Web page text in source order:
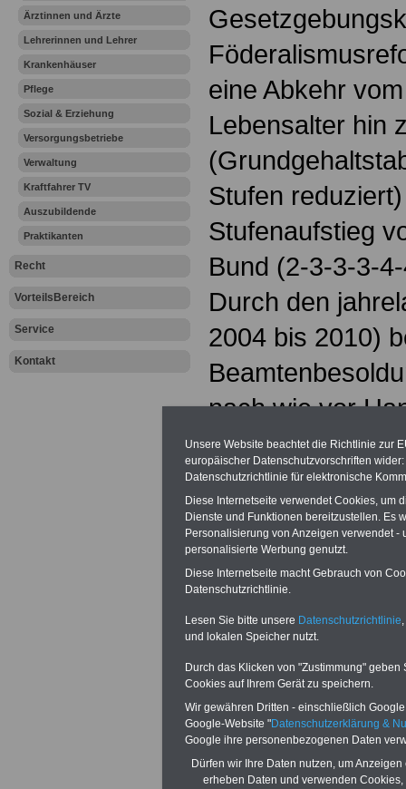
Ärztinnen und Ärzte
Lehrerinnen und Lehrer
Krankenhäuser
Pflege
Sozial & Erziehung
Versorgungsbetriebe
Verwaltung
Kraftfahrer TV
Auszubildende
Praktikanten
Recht
VorteilsBereich
Service
Kontakt
eine Abkehr
Lebensalter hin
Stufen
Stufenaufstieg
Bund (2-3-3-3-
Durch den
2004 bis 2010)
nach wie vor
Tarifergebnis
und 2023
Die neu
kündigte an,
dem
Länder durch
übernehmen).
Unsere Website beachtet die Richtlinie zur
europäischer Datenschutzvorschriften
Datenschutzrichtlinie für elektronische
Diese Internetseite verwendet Cookies, um
Dienste und Funktionen bereitzustellen. Es
Personalisierung von Anzeigen verwendet
personalisierte Werbung genutzt.
Diese Internetseite macht Gebrauch von
Datenschutzrichtlinie.
Lesen Sie bitte unsere Datenschutzrichtlinie
und lokalen Speicher nutzt.
Durch das Klicken von "Zustimmung"
Cookies auf Ihrem Gerät zu speichern.
Wir gewähren Dritten - einschließlich
Google-Website "Datenschutzerklärung &
Google ihre personenbezogenen Daten
Dürfen wir Ihre Daten nutzen, um
erheben Daten und verwenden